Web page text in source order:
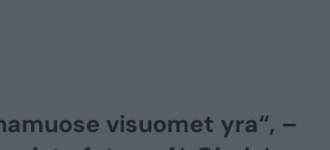
visuomet yra“, –